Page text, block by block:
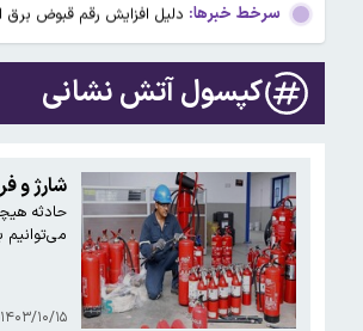
سرخط خبرها: دلیل افزایش رقم قبوض برق
حذف نام همسر سابق از
قلعه‌نویی تا جام ملت‌ها در
بازیکنان بلاتکلیف فوتبال
…
کپسول آتش نشانی
شارژ و
حادثه
می‌توانیم
۱۴۰۳/۱۰/۱۵